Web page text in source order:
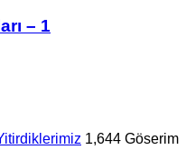
– 1
1,644 Göserim